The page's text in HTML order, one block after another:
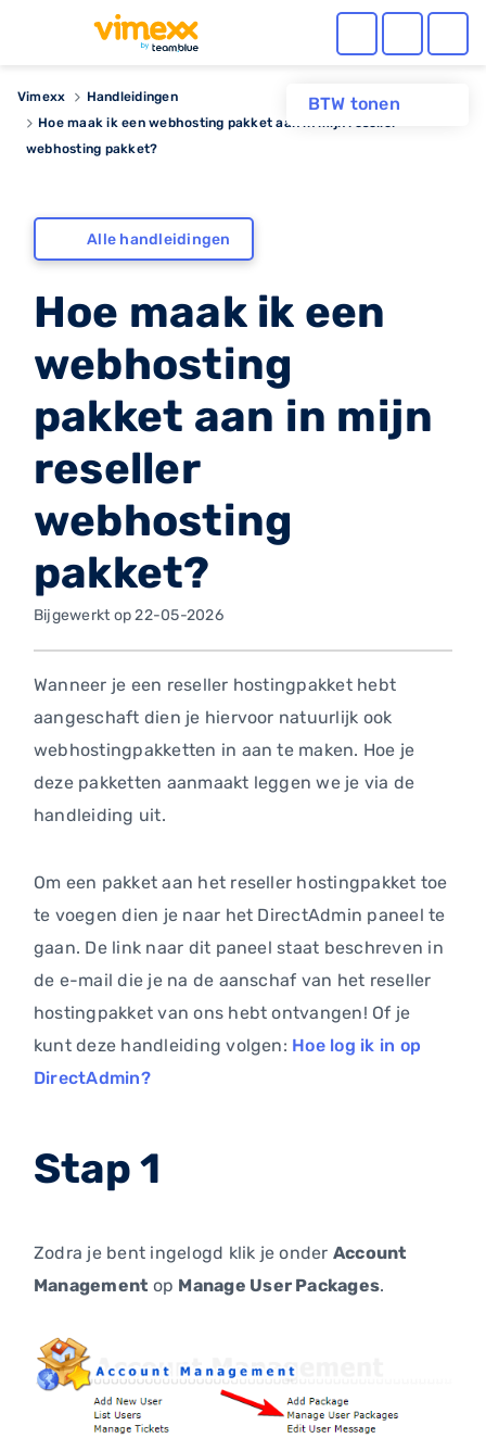
BTW tonen
Vimexx
Handleidingen
Hoe maak ik een webhosting pakket aan in mijn reseller
webhosting pakket?
Alle handleidingen
Hoe maak ik een
webhosting
pakket aan in mijn
reseller
webhosting
pakket?
Bijgewerkt op 22-05-2026
Wanneer je een reseller hostingpakket hebt
aangeschaft dien je hiervoor natuurlijk ook
webhostingpakketten in aan te maken. Hoe je
deze pakketten aanmaakt leggen we je via de
handleiding uit.
Om een pakket aan het reseller hostingpakket toe
te voegen dien je naar het DirectAdmin paneel te
gaan. De link naar dit paneel staat beschreven in
de e-mail die je na de aanschaf van het reseller
hostingpakket van ons hebt ontvangen! Of je
kunt deze handleiding volgen: Hoe log ik in op
DirectAdmin?
Stap 1
Zodra je bent ingelogd klik je onder Account
Management op Manage User Packages.